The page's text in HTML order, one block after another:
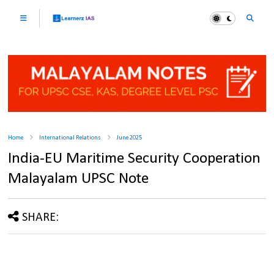
Home International Relations June 2025
India-EU Maritime Security Cooperation
Malayalam UPSC Note
SHARE: